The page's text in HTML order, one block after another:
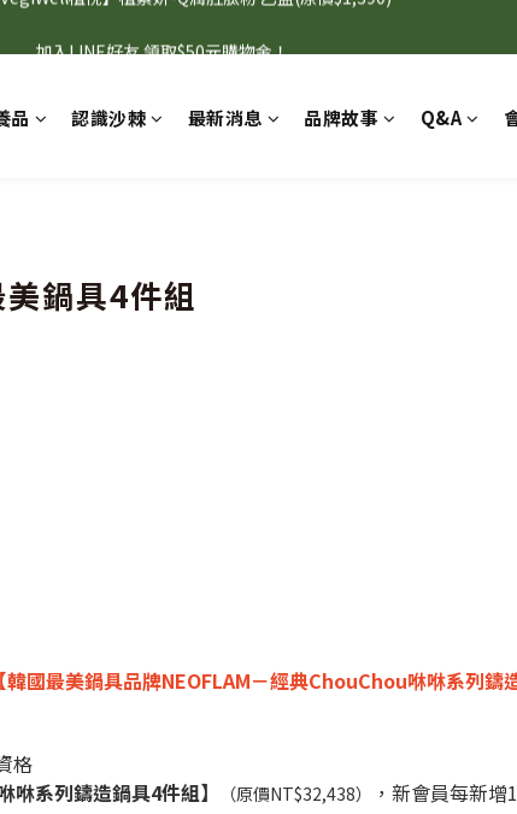
品 認識沙棘 最新消息 品牌故事 Q&A
鍋具4件組
【韓國最美鍋具品牌NEOFLAM－經典ChouChou咻咻系列鑄
格
咻系列鑄造鍋具4件組】 （原價NT$32,438） ，新會員每新增